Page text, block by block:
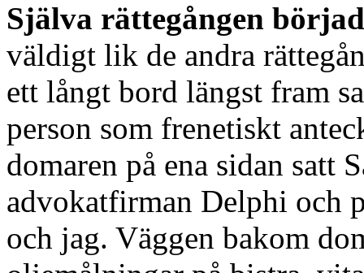
Själva rättegången
väldigt lik de andra
ett långt bord längst fram
person som frenetiskt
domaren på ena sidan satt
advokatfirman Delphi och
och jag. Väggen bakom